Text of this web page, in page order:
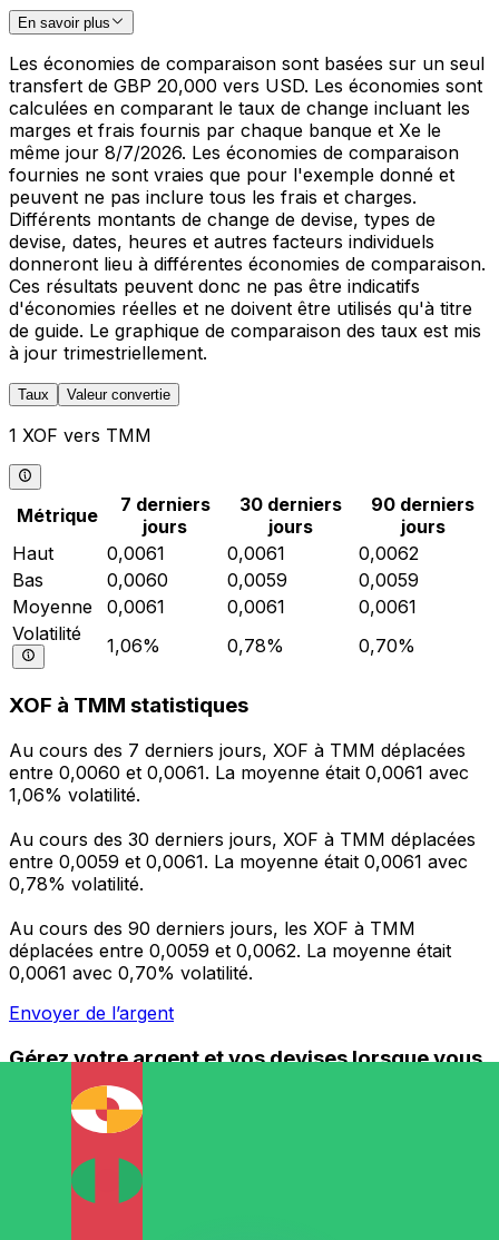
En savoir plus
Les économies de comparaison sont basées sur un seul
transfert de GBP 20,000 vers USD. Les économies sont
calculées en comparant le taux de change incluant les
marges et frais fournis par chaque banque et Xe le
même jour 8/7/2026. Les économies de comparaison
fournies ne sont vraies que pour l'exemple donné et
peuvent ne pas inclure tous les frais et charges.
Différents montants de change de devise, types de
devise, dates, heures et autres facteurs individuels
donneront lieu à différentes économies de comparaison.
Ces résultats peuvent donc ne pas être indicatifs
d'économies réelles et ne doivent être utilisés qu'à titre
de guide. Le graphique de comparaison des taux est mis
à jour trimestriellement.
Taux Valeur convertie
1 XOF vers TMM
Métrique
7 derniers
jours
30 derniers
jours
90 derniers
jours
Haut
0,0061 0,0061
0,0062
Bas
0,0060 0,0059
0,0059
Moyenne
0,0061 0,0061
0,0061
Volatilité
1,06% 0,78% 0,70%
XOF à TMM statistiques
Au cours des 7 derniers jours, XOF à TMM déplacées
entre 0,0060 et 0,0061. La moyenne était 0,0061 avec
1,06% volatilité.
Au cours des 30 derniers jours, XOF à TMM déplacées
entre 0,0059 et 0,0061. La moyenne était 0,0061 avec
0,78% volatilité.
Au cours des 90 derniers jours, les XOF à TMM
déplacées entre 0,0059 et 0,0062. La moyenne était
0,0061 avec 0,70% volatilité.
Envoyer de l’argent
Gérez votre argent et vos devises lorsque vous
êtes en déplacement
L'application Xe réunit toutes les fonctionnalités
et la gestion de vos devises. Convertissez des devises,
programmez des alertes de taux et transférez de